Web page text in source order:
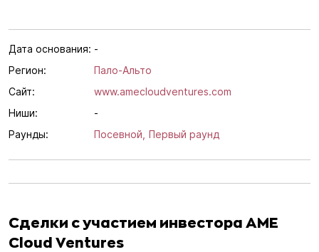
Дата основания: -
Регион:
Пало-Альто
Сайт:
www.amecloudventures.com
Ниши:
-
Раунды:
Посевной, Первый раунд
Сделки с участием инвестора AME
Cloud Ventures